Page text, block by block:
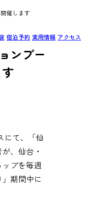
宿泊予約 実用情報 アクセス
催します
ンブー
にて、「仙
、仙台・
プを毎週
期間中に